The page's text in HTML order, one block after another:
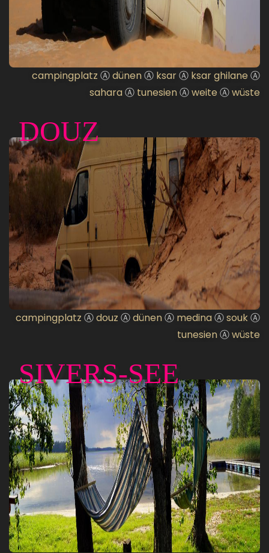
campingplatz ⒶdünenⒶ ksarⒶ ksar ghilane Ⓐ
saharaⒶ tunesienⒶweite Ⓐwüste
DOUZ
campingplatz Ⓐdouz ⒶdünenⒶ medinaⒶsoukⒶ
tunesienⒶwüste
SIVERS-SEE